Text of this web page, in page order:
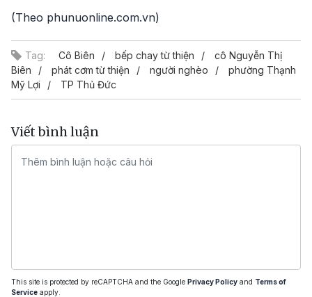
(Theo phunuonline.com.vn)
Tag: Cô Biên bếp chay từ thiện
cô Nguyễn Thị
Biên
phát cơm từ thiện người nghèo
phường Thạnh
Mỹ Lợi
TP Thủ Đức
Viết bình luận
This site is protected by reCAPTCHA and the Google Privacy Policy and Terms of
Service apply.